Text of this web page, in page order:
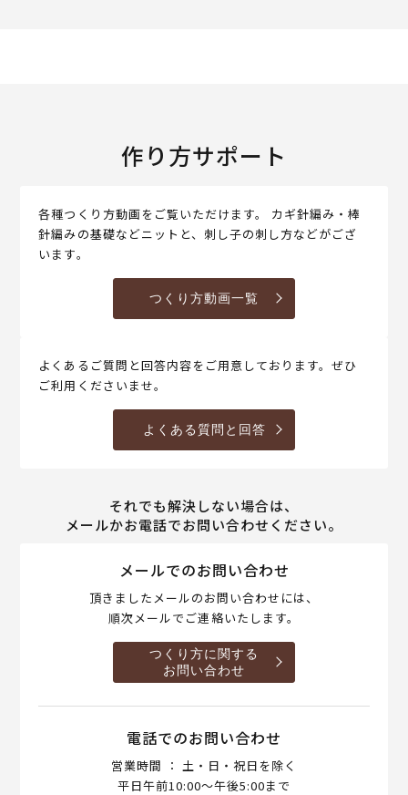
作り方サポート
各種つくり方動画をご覧いただけます。 カギ針編み・棒
針編みの基礎などニットと、刺し子の刺し方などがござ
います。
つくり方動画一覧
よくあるご質問と回答内容をご用意しております。ぜひ
ご利用くださいませ。
よくある質問と回答
それでも解決しない場合は、
メールかお電話でお問い合わせください。
メールでのお問い合わせ
頂きましたメールのお問い合わせには、
順次メールでご連絡いたします。
つくり方に関する
お問い合わせ
電話でのお問い合わせ
営業時間 ： 土・日・祝日を除く
平日午前10:00～午後5:00まで